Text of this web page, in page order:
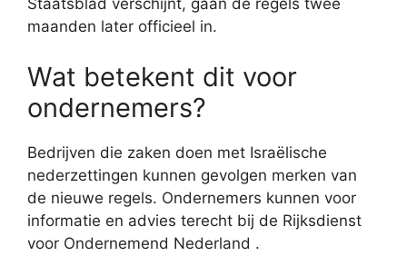
Staatsblad verschijnt, gaan de regels twee
maanden later officieel in.
Wat betekent dit voor
ondernemers?
Bedrijven die zaken doen met Israëlische
nederzettingen kunnen gevolgen merken van
de nieuwe regels. Ondernemers kunnen voor
informatie en advies terecht bij de Rijksdienst
voor Ondernemend Nederland .